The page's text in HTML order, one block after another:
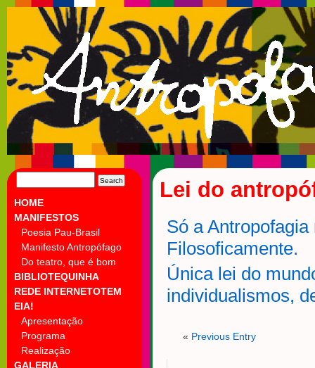
FOR:
HOME
MANIFESTOS
Poesia Pau-Brasil
Manifesto Antropófago
Do teatro, que é bom
BIBLIOTEQUINHA
REDE INTERNETOTEM
EIA!
Apresentação
Programa
Realização
GALERIA
Lei do
Só a
Filosoficamente.
Única lei do
individualismos,
« Previous Entry